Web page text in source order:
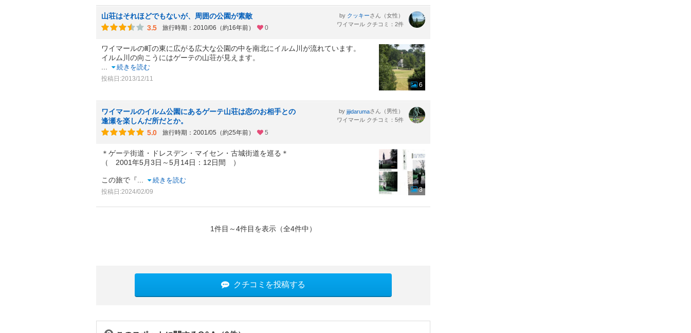
山荘はそれほどでもないが、周囲の公園が素敵
3.5
旅行時期：2010/06（約16年前） 0
by クッキーさん（女性）
ワイマール クチコミ：2件
ワイマールの町の東に広がる広大な公園の中を南北にイルム川が流れています。
イルム川の向こうにはゲーテの山荘が見えます。
続きを読む
投稿日:2013/12/11
6
ワイマールのイルム公園にあるゲーテ山荘は恋のお相手との
逢瀬を楽しんだ所だとか。
5.0
旅行時期：2001/05（約25年前） 5
by jijidarumaさん（男性）
ワイマール クチコミ：5件
＊ゲーテ街道・ドレスデン・マイセン・古城街道を巡る＊
（ 2001年5月3日～5月14日：12日間 ）
この旅で『 続きを読む
投稿日:2024/02/09 3
1件目～4件目を表示（全4件中）
クチコミを投稿する